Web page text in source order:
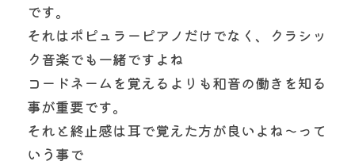
です。
それはポピュラーピアノだけでなく、クラシッ
ク音楽でも一緒ですよね
コードネームを覚えるよりも和音の働きを知る
事が重要です。
それと終止感は耳で覚えた方が良いよね～って
いう事で